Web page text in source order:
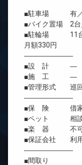
■駐車場 有／
■バイク置場 2台
■駐輪場 11台（
月額330円
―――――――
■設 計 ―
■施 工 ―
■管理形式 巡
―――――――
■保 険 借家人
■ペット 相談
■楽 器 不
■保証会社 利
―――――――
■間取り